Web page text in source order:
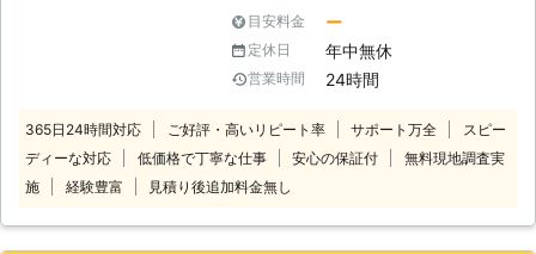
じていただける丁寧で迅速なサービス
をお届けいたします。 【何でも頼め
るベンリサービス】 東信ベンリサー
ごとを広くご依頼いただける便利な会
社です。各種修理、クリーニング、害
で、生活の中で気になることがあれば
お気軽にご相談ください。
習性があります。 「夜中に天井から
物音が聞こえる」「糞や尿などの異臭
がする」「天井にシミができている」
など。 このようなお悩みやお困りに
異常を発見した際は、ご自宅にねずみ
が侵入している可能性があります。
ねずみは繁殖力が高いため、完全に根
し、個人で完全に駆除をするのは難し
目安料金 ー
定休日 年中無休
営業時間 24時間
365日24時間対応 ご好評・高いリピート率 サポート万全
スピー
ディーな対応
低価格で丁寧な仕事 安心の保証付
無料現地調査実
施
経験豊富 見積り後追加料金無し